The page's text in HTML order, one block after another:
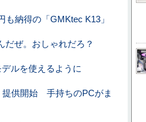
納得の「GMKtec K13」
だぜ。おしゃれだろ？
ルを使えるように
提供開始 手持ちのPCがま